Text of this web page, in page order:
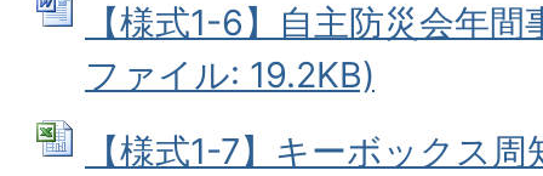
【様式1-6】自主防災会年
ファイル: 19.2KB)
【様式1-7】キーボックス